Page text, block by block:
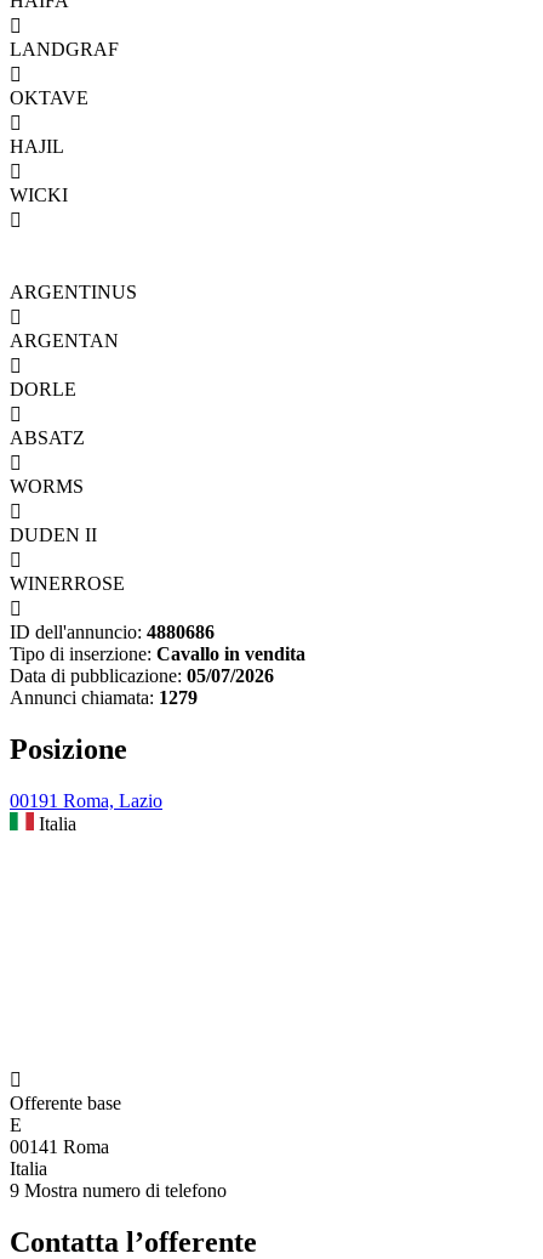

LANDGRAF

OKTAVE

HAJIL

WICKI

ARGENTINUS

ARGENTAN

DORLE

ABSATZ

WORMS

DUDEN II

WINERROSE

ID dell'annuncio: 4880686
Tipo di inserzione: Cavallo in vendita
Data di pubblicazione: 05/07/2026
Annunci chiamata: 1279
Posizione
00191 Roma, Lazio
Italia

Offerente base
E
00141 Roma
Italia
9 Mostra numero di telefono
Contatta l’offerente